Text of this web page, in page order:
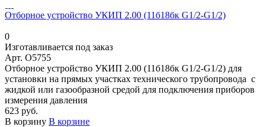
Отборное устройство УКИП 2.00 (11б18бк G1/2-G1/2)
0
Изготавливается под заказ
Арт. O5755
Отборное устройство УКИП 2.00 (11б18бк G1/2-G1/2) для
установки на прямых участках технического трубопровода с
жидкой или газообразной средой для подключения приборов
измерения давления
623 руб.
В корзину В корзине